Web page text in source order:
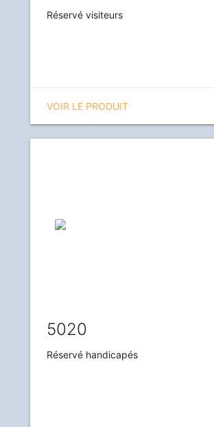
Réservé visiteurs
VOIR LE PRODUIT
5020
Réservé handicapés